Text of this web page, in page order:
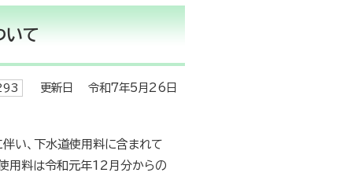
いて
更新日 令和7年5月26日
い、下水道使用料に含まれて
用料は令和元年12月分からの